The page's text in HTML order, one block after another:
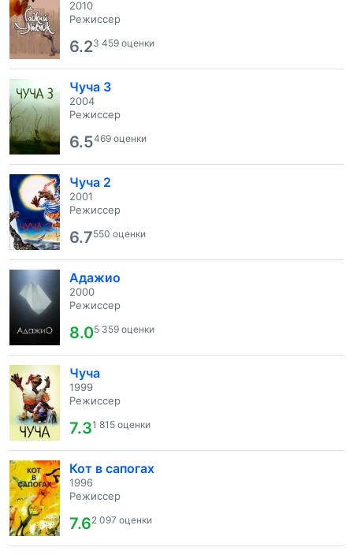
2010
Режиссер
6.23 459 оценки
Чуча 3
2004
Режиссер
6.5469 оценки
Чуча 2
2001
Режиссер
6.7550 оценки
Адажио
2000
Режиссер
8.05 359 оценки
Чуча
1999
Режиссер
7.31 815 оценки
Кот в сапогах
1996
Режиссер
7.62 097 оценки